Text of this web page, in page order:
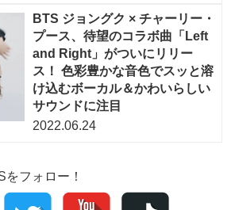
BTS ジョングク × チャーリー・
プース、待望のコラボ曲「Left
and Right」がついにリリー
ス！ 色彩豊かな音色でスッと溶
け込むボーカル＆かわいらしい
サウンドに注目
2022.06.24
フォロー！